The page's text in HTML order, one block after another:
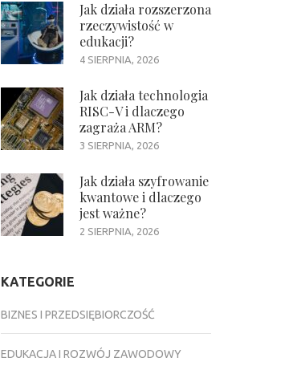
Jak działa rozszerzona
rzeczywistość w
edukacji?
4 SIERPNIA, 2026
Jak działa technologia
RISC-V i dlaczego
zagraża ARM?
3 SIERPNIA, 2026
Jak działa szyfrowanie
kwantowe i dlaczego
jest ważne?
2 SIERPNIA, 2026
KATEGORIE
BIZNES I PRZEDSIĘBIORCZOŚĆ
EDUKACJA I ROZWÓJ ZAWODOWY